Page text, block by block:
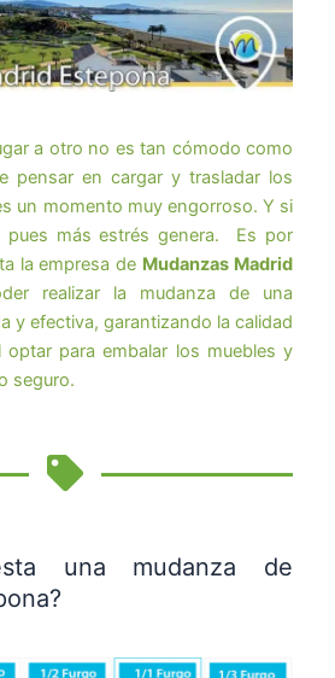
a otro no es tan cómodo como
pensar en cargar y trasladar los
un momento muy engorroso. Y si
pues más estrés genera. Es por
la empresa de Mudanzas Madrid
realizar la mudanza de una
y efectiva, garantizando la calidad
optar para embalar los muebles y
seguro.
una mudanza de